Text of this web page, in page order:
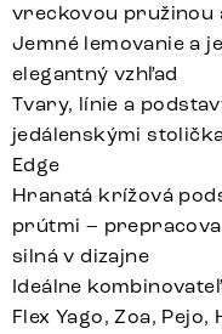
vreckovou pružinou
Jemné lemovanie a
elegantný vzhľad
Tvary, línie a
jedálenskými
Edge
Hranatá krížová
prútmi –
silná v dizajne
Ideálne
Flex Yago, Zoa,